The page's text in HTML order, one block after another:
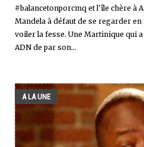
#balancetonporcmq et l'île chère à
Mandela à défaut de se regarder en
voiler la fesse. Une Martinique qui
ADN de par son...
A LA UNE